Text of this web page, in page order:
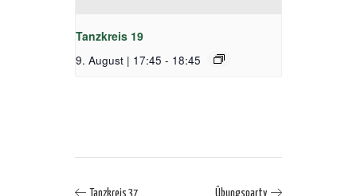
Tanzkreis 19
9. August | 17:45 - 18:45
Tanzkreis 37 Übungsparty